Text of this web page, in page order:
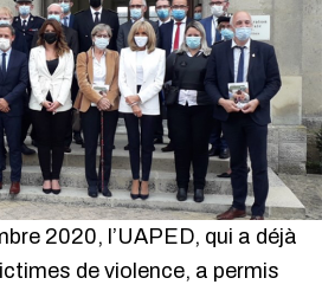
2020, l’UAPED, qui a déjà
de violence, a permis